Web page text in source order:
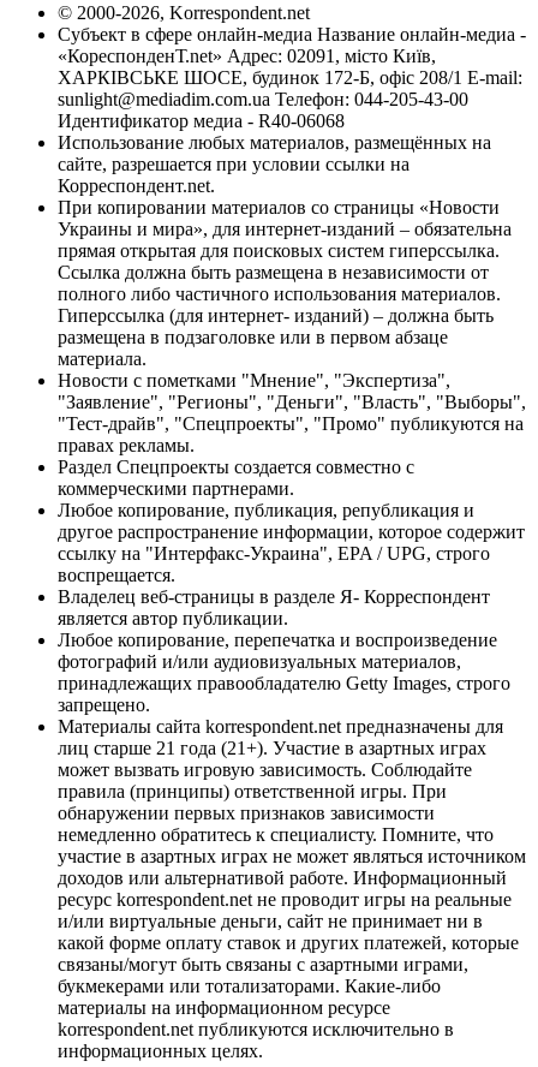
© 2000-2026, Korrespondent.net
Субъект в сфере онлайн-медиа Название онлайн-медиа -
«КореспонденТ.net» Адрес: 02091, місто Київ,
ХАРКІВСЬКЕ ШОСЕ, будинок 172-Б, офіс 208/1 E-mail:
sunlight@mediadim.com.ua Телефон: 044-205-43-00
Идентификатор медиа - R40-06068
Использование любых материалов, размещённых на
сайте, разрешается при условии ссылки на
Корреспондент.net.
При копировании материалов со страницы «Новости
Украины и мира», для интернет-изданий – обязательна
прямая открытая для поисковых систем гиперссылка.
Ссылка должна быть размещена в независимости от
полного либо частичного использования материалов.
Гиперссылка (для интернет- изданий) – должна быть
размещена в подзаголовке или в первом абзаце
материала.
Новости с пометками "Мнение", "Экспертиза",
"Заявление", "Регионы", "Деньги", "Власть", "Выборы",
"Тест-драйв", "Спецпроекты", "Промо" публикуются на
правах рекламы.
Раздел Спецпроекты создается совместно с
коммерческими партнерами.
Любое копирование, публикация, републикация и
другое распространение информации, которое содержит
ссылку на "Интерфакс-Украина", EPA / UPG, строго
воспрещается.
Владелец веб-страницы в разделе Я- Корреспондент
является автор публикации.
Любое копирование, перепечатка и воспроизведение
фотографий и/или аудиовизуальных материалов,
принадлежащих правообладателю Getty Images, строго
запрещено.
Материалы сайта korrespondent.net предназначены для
лиц старше 21 года (21+). Участие в азартных играх
может вызвать игровую зависимость. Соблюдайте
правила (принципы) ответственной игры. При
обнаружении первых признаков зависимости
немедленно обратитесь к специалисту. Помните, что
участие в азартных играх не может являться источником
доходов или альтернативой работе. Информационный
ресурс korrespondent.net не проводит игры на реальные
и/или виртуальные деньги, сайт не принимает ни в
какой форме оплату ставок и других платежей, которые
связаны/могут быть связаны с азартными играми,
букмекерами или тотализаторами. Какие-либо
материалы на информационном ресурсе
korrespondent.net публикуются исключительно в
информационных целях.